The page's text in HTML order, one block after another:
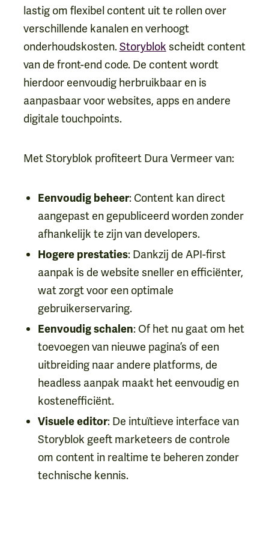
lastig om flexibel content uit te rollen over
verschillende kanalen en verhoogt
onderhoudskosten.Storyblok scheidt content
van de front-end code. De content wordt
hierdoor eenvoudig herbruikbaar en is
aanpasbaar voor websites, apps en andere
digitale touchpoints.
Met Storyblok profiteert Dura Vermeer van:
Eenvoudig beheer: Content kan direct
aangepast en gepubliceerd worden zonder
afhankelijk te zijn van developers.
Hogere prestaties: Dankzij de API-first
aanpak is de website sneller en efficiënter,
wat zorgt voor een optimale
gebruikerservaring.
Eenvoudig schalen: Of het nu gaat om het
toevoegen van nieuwe pagina’s of een
uitbreiding naar andere platforms, de
headless aanpak maakt het eenvoudig en
kostenefficiënt.
Visuele editor: De intuïtieve interface van
Storyblok geeft marketeers de controle
om content in realtime te beheren zonder
technische kennis.